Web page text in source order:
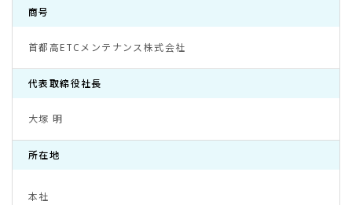
商号
首都高ETCメンテナンス株式会社
代表取締役社長
大塚 明
所在地
本社